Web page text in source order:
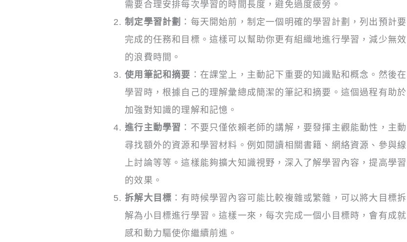
需要合理安排每次學習的時間長度，避免過度疲勞。
制定學習計劃 ：每天開始前，制定一個明確的學習計劃，列出預計要
完成的任務和目標。這樣可以幫助你更有組織地進行學習，減少無效
的浪費時間。
使用筆記和摘要 ：在課堂上，主動記下重要的知識點和概念。然後在
學習時，根據自己的理解彙總成簡潔的筆記和摘要。這個過程有助於
加強對知識的理解和記憶。
進行主動學習 ：不要只僅依賴老師的講解，要發揮主觀能動性，主動
尋找額外的資源和學習材料。例如閱讀相關書籍、網絡資源、參與線
上討論等等。這樣能夠擴大知識視野，深入了解學習內容，提高學習
的效果。
拆解大目標 ：有時候學習內容可能比較複雜或繁雜，可以將大目標拆
解為小目標進行學習。這樣一來，每次完成一個小目標時，會有成就
感和動力驅使你繼續前進。